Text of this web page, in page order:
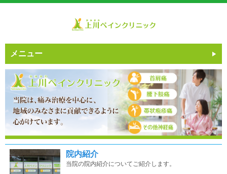
メニュー
院内紹介
当院の院内紹介についてご紹介します。